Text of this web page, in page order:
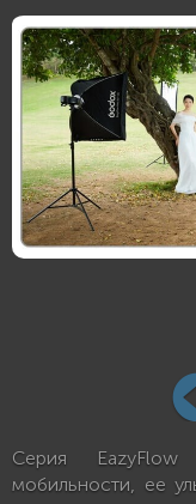
Серия
мобильности, ее